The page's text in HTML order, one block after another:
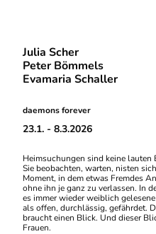
Julia Scher
Peter Bömmels
Evamaria Schaller
daemons forever
23.1. - 8.3.2026
Heimsuchungen sind keine lauten
Sie beobachten, warten, nisten
Moment, in dem etwas Fremdes
ohne ihn je ganz zu verlassen. In
es immer wieder weiblich
als offen, durchlässig, gefährdet.
braucht einen Blick. Und dieser
Frauen.